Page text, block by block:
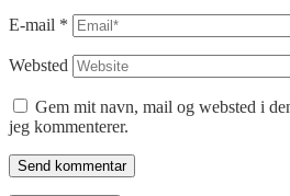
E-mail *
Websted
Gem mit navn, mail og websted i
jeg kommenterer.
Send kommentar